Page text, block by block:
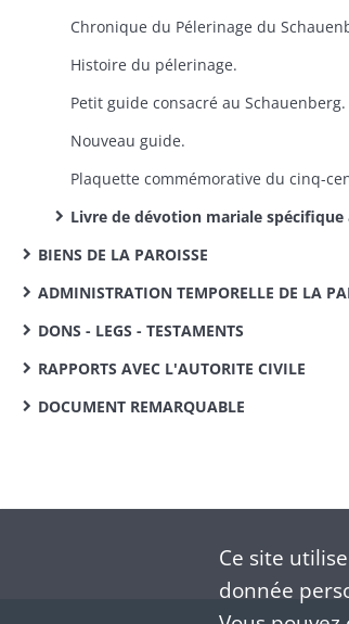
Histoire du pélerinage.
Petit guide consacré au Schauenberg.
Nouveau guide.
Livre de dévotion mariale spécifique au Schauenberg (Geistlicher Wegweiser das ist : Art und Weise verdienstlich zu
BIENS DE LA PAROISSE
ADMINISTRATION TEMPORELLE DE LA
DONS - LEGS - TESTAMENTS
RAPPORTS AVEC L'AUTORITE CIVILE
DOCUMENT REMARQUABLE
Ce site
donnée